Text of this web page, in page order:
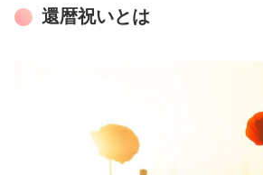
還暦祝いとは